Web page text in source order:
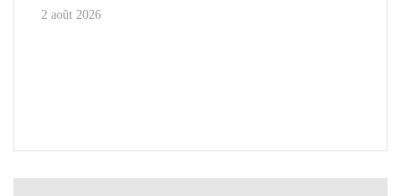
2 août 2026